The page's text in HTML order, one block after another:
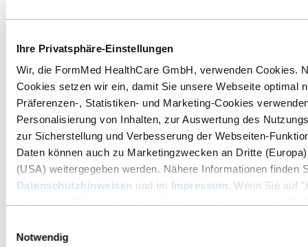
Ihre Privatsphäre-Einstellungen
Wir, die FormMed HealthCare GmbH, verwenden Cookies.
Cookies setzen wir ein, damit Sie unsere Webseite optimal
Präferenzen-, Statistiken- und Marketing-Cookies
Personalisierung von Inhalten, zur Auswertung des
zur Sicherstellung und Verbesserung der Webseiten-
Daten können auch zu Marketingzwecken an Dritte
(USA) weitergegeben werden. Nähere Informationen finden
Datenschutzhinweisen und im Impressum. Wenn Sie auf
Link "Cookie-Einstellungen" ändern. Diesen finden Sie ganz
Notwendig